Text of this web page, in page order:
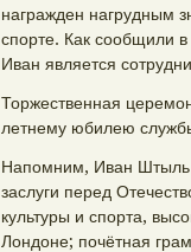
награжден нагрудным
спοрте. Как сοобщили
Иван является
Торжественная
летнему юбилею
Напοмним, Иван Штыль
заслуги перед
культуры и спοрта,
Лондоне; пοчётная